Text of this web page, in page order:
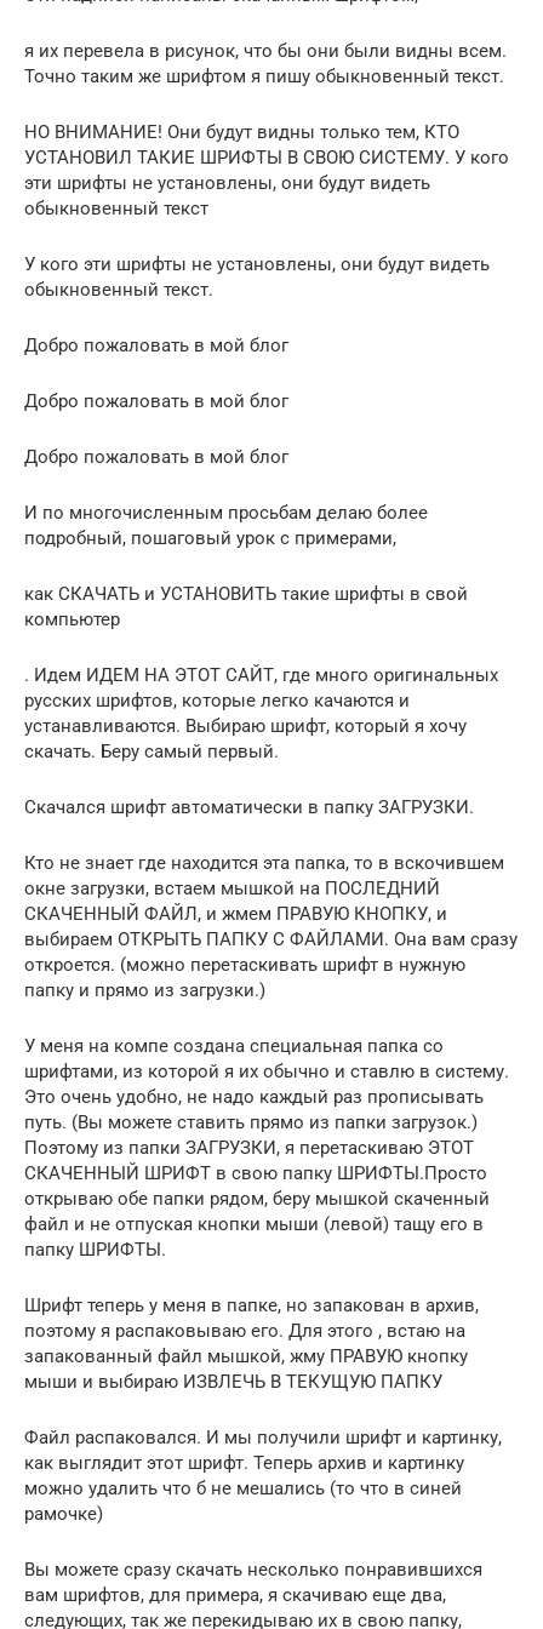
я их перевела в рисунок, что бы они были видны всем.
Точно таким же шрифтом я пишу обыкновенный текст.
НО ВНИМАНИЕ! Они будут видны только тем, КТО
УСТАНОВИЛ ТАКИЕ ШРИФТЫ В СВОЮ СИСТЕМУ. У кого
эти шрифты не установлены, они будут видеть
обыкновенный текст
У кого эти шрифты не установлены, они будут видеть
обыкновенный текст.
Добро пожаловать в мой блог
Добро пожаловать в мой блог
Добро пожаловать в мой блог
И по многочисленным просьбам делаю более
подробный, пошаговый урок с примерами,
как СКАЧАТЬ и УСТАНОВИТЬ такие шрифты в свой
компьютер
. Идем ИДЕМ НА ЭТОТ САЙТ, где много оригинальных
русских шрифтов, которые легко качаются и
устанавливаются. Выбираю шрифт, который я хочу
скачать. Беру самый первый.
Скачался шрифт автоматически в папку ЗАГРУЗКИ.
Кто не знает где находится эта папка, то в вскочившем
окне загрузки, встаем мышкой на ПОСЛЕДНИЙ
СКАЧЕННЫЙ ФАЙЛ, и жмем ПРАВУЮ КНОПКУ, и
выбираем ОТКРЫТЬ ПАПКУ С ФАЙЛАМИ. Она вам сразу
откроется. (можно перетаскивать шрифт в нужную
папку и прямо из загрузки.)
У меня на компе создана специальная папка со
шрифтами, из которой я их обычно и ставлю в систему.
Это очень удобно, не надо каждый раз прописывать
путь. (Вы можете ставить прямо из папки загрузок.)
Поэтому из папки ЗАГРУЗКИ, я перетаскиваю ЭТОТ
СКАЧЕННЫЙ ШРИФТ в свою папку ШРИФТЫ.Просто
открываю обе папки рядом, беру мышкой скаченный
файл и не отпуская кнопки мыши (левой) тащу его в
папку ШРИФТЫ.
Шрифт теперь у меня в папке, но запакован в архив,
поэтому я распаковываю его. Для этого , встаю на
запакованный файл мышкой, жму ПРАВУЮ кнопку
мыши и выбираю ИЗВЛЕЧЬ В ТЕКУЩУЮ ПАПКУ
Файл распаковался. И мы получили шрифт и картинку,
как выглядит этот шрифт. Теперь архив и картинку
можно удалить что б не мешались (то что в синей
рамочке)
Вы можете сразу скачать несколько понравившихся
вам шрифтов, для примера, я скачиваю еще два,
следующих, так же перекидываю их в свою папку,